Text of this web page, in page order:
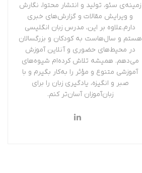
زمینه‌ی سئو، تولید و انتشار محتوا، نگارش
و ویرایش مقالات و گزارش‌های خبری
دارم.علاوه بر این، مدرس زبان انگلیسی
هستم و سال‌هاست به کودکان و بزرگسالان
در محیط‌های حضوری و آنلاین آموزش
می‌دهم. همیشه تلاش کرده‌ام شیوه‌های
آموزشی متنوع و مؤثر را به‌کار بگیرم و با
صبر و انگیزه، یادگیری زبان را برای
زبان‌آموزان آسان‌تر کنم.